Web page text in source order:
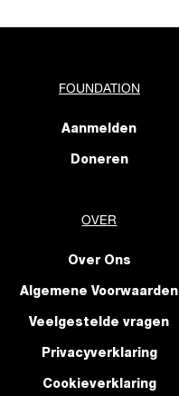
FOUNDATION
Aanmelden
Doneren
OVER
Over Ons
Algemene Voorwaarden
Veelgestelde vragen
Privacyverklaring
Cookieverklaring